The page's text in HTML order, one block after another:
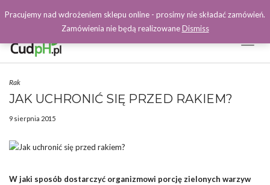
Facebook
Rak
JAK UCHRONIĆ SIĘ PRZED RAKIEM?
9 sierpnia 2015
W jaki sposób dostarczyć organizmowi porcję zielonych warzyw
Pracujemy nad wdrożeniem sklepu online - prosimy nie składać zamówień.
Zamówienia nie będą realizowaneDismiss